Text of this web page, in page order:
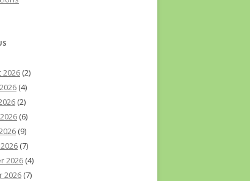
2026 (2)
(4)
(2)
(6)
(9)
(7)
2026 (4)
2026 (7)